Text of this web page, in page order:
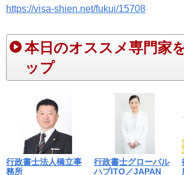
https://visa-shien.net/fukui/15708
本日のオススメ専門家
ップ
行政書士法人橋立事
務所
行政書士グローバル
ハブITO／JAPAN